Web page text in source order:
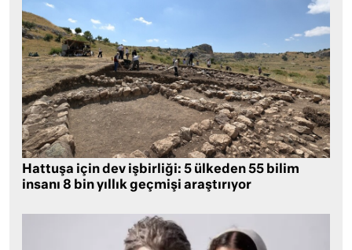
Hattuşa için dev işbirliği: 5 ülkeden 55 bilim
insanı 8 bin yıllık geçmişi araştırıyor